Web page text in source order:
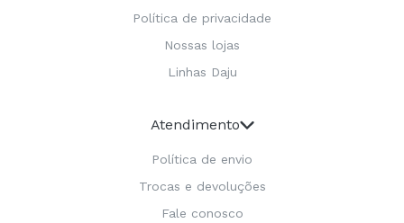
Política de privacidade
Nossas lojas
Linhas Daju
Atendimento
Política de envio
Trocas e devoluções
Fale conosco